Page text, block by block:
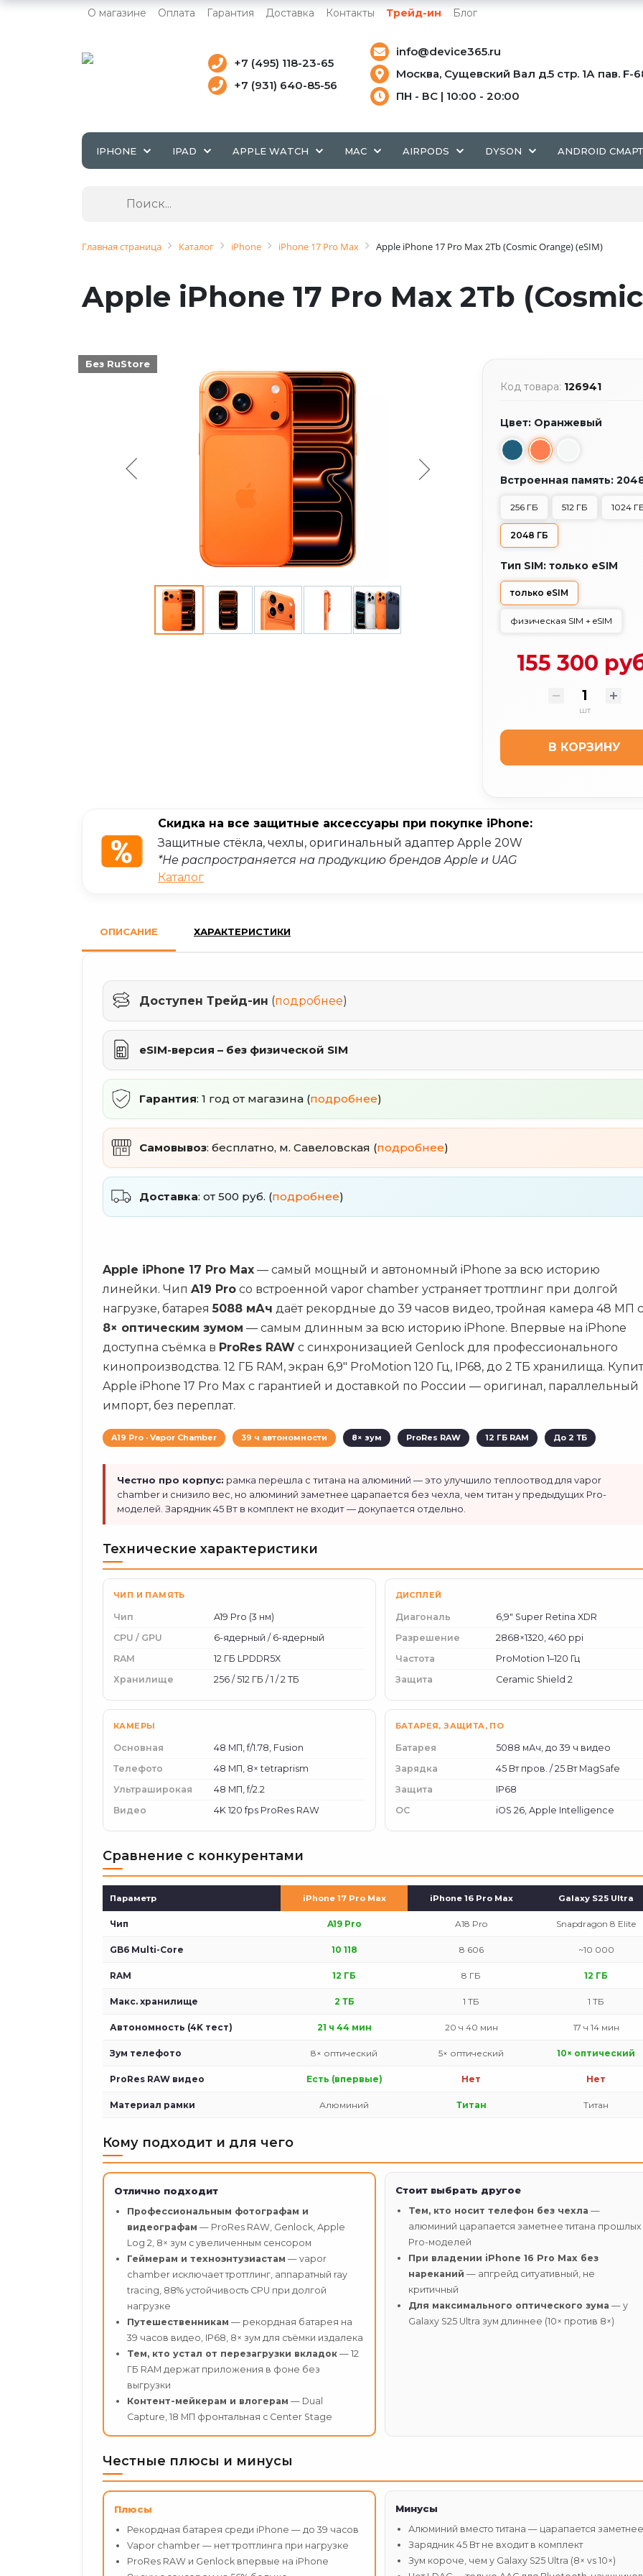
О магазине Оплата Гарантия Доставка Контакты Трейд-ин Блог
+7 (495) 118-23-65
+7 (931) 640-85-56
info@device365.ru
Москва, Сущевский Вал д.5 стр. 1А пав. F-
ПН - ВС | 10:00 - 20:00
IPHONE IPAD APPLE WATCH MAC AIRPODS DYSON ANDROID
Главная страница Каталог iPhone iPhone 17 Pro Max Apple iPhone 17 Pro Max 2Tb (Cosmic Orange) (eSIM)
Apple iPhone 17 Pro Max 2Tb
Без RuStore
Код товара: 126941
Цвет: Оранжевый
Встроенная память:
256 ГБ 512 ГБ 1024
2048 ГБ
Тип SIM: только eSIM
только eSIM
физическая SIM + eSIM
155 300
шт
В КОРЗИНУ
Скидка на все защитные аксессуары при покупке iPhone:
Защитные стёкла, чехлы, оригинальный адаптер Apple 20W
*Не распространяется на продукцию брендов Apple и UAG
Каталог
ОПИСАНИЕ ХАРАКТЕРИСТИКИ
Доступен Трейд-ин (подробнее)
eSIM-версия – без физической SIM
Гарантия: 1 год от магазина (подробнее)
Самовывоз: бесплатно, м. Савеловская (подробнее)
Доставка: от 500 руб. (подробнее)
Apple iPhone 17 Pro Max — самый мощный и автономный iPhone за всю историю
линейки. Чип A19 Pro со встроенной vapor chamber устраняет троттлинг при долгой
нагрузке, батарея5088 мАч даёт рекордные до 39 часов видео, тройная камера 48 МП с
8× оптическим зумом — самым длинным за всю историю iPhone. Впервые на iPhone
доступна съёмка в ProRes RAW с синхронизацией Genlock для профессионального
кинопроизводства. 12 ГБ RAM, экран 6,9" ProMotion 120 Гц, IP68, до 2 ТБ хранилища.
Apple iPhone 17 Pro Max с гарантией и доставкой по России — оригинал, параллельный
импорт, без переплат.
A19 Pro · Vapor Chamber 39 ч автономности 8× зум ProRes RAW 12 ГБ RAM До 2 ТБ
Честно про корпус: рамка перешла с титана на алюминий — это улучшило теплоотвод для vapor
chamber и снизило вес, но алюминий заметнее царапается без чехла, чем титан у предыдущих Pro-
моделей. Зарядник 45 Вт в комплект не входит — докупается отдельно.
Технические характеристики
ЧИП И ПАМЯТЬ
Чип
A19 Pro (3 нм)
CPU / GPU
6-ядерный / 6-ядерный
RAM
12 ГБ LPDDR5X
Хранилище
256 / 512 ГБ / 1 / 2 ТБ
ДИСПЛЕЙ
Диагональ
6,9" Super Retina XDR
Разрешение
2868×1320, 460 ppi
Частота
ProMotion 1–120 Гц
Защита
Ceramic Shield 2
КАМЕРЫ
Основная
48 МП, f/1.78, Fusion
Телефото
48 МП, 8× tetraprism
Ультраширокая
48 МП, f/2.2
Видео
4K 120 fps ProRes RAW
БАТАРЕЯ, ЗАЩИТА, ПО
Батарея
5088 мАч, до 39 ч видео
Зарядка
45 Вт пров. / 25 Вт MagSafe
Защита
IP68
ОС
iOS 26, Apple Intelligence
Сравнение с конкурентами
Параметр iPhone 17 Pro Max iPhone 16 Pro Max Galaxy S25 Ultra
Чип A19 Pro A18 Pro Snapdragon 8 Elite
GB6 Multi-Core 10 118 8 606 ~10 000
RAM 12 ГБ 8 ГБ 12 ГБ
Макс. хранилище 2 ТБ 1 ТБ 1 ТБ
Автономность (4K тест) 21 ч 44 мин 20 ч 40 мин 17 ч 14 мин
Зум телефото 8× оптический 5× оптический 10× оптический
ProRes RAW видео Есть (впервые) Нет Нет
Материал рамки Алюминий Титан Титан
Кому подходит и для чего
Отлично подходит
Профессиональным фотографам и
видеографам — ProRes RAW, Genlock, Apple
Log 2, 8× зум с увеличенным сенсором
Геймерам и техноэнтузиастам — vapor
chamber исключает троттлинг, аппаратный ray
tracing, 88% устойчивость CPU при долгой
нагрузке
Путешественникам — рекордная батарея на
39 часов видео, IP68, 8× зум для съёмки издалека
Тем, кто устал от перезагрузки вкладок — 12
ГБ RAM держат приложения в фоне без
выгрузки
Контент-мейкерам и влогерам — Dual
Capture, 18 МП фронтальная с Center Stage
Стоит выбрать другое
Тем, кто носит телефон без чехла —
алюминий царапается заметнее титана прошлых
Pro-моделей
При владении iPhone 16 Pro Max без
нареканий — апгрейд ситуативный, не
критичный
Для максимального оптического зума — у
Galaxy S25 Ultra зум длиннее (10× против 8×)
Честные плюсы и минусы
Плюсы
Рекордная батарея среди iPhone — до 39 часов
Vapor chamber — нет троттлинга при нагрузке
ProRes RAW и Genlock впервые на iPhone
Минусы
Алюминий вместо титана — царапается заметнее
Зарядник 45 Вт не входит в комплект
Зум короче, чем у Galaxy S25 Ultra (8× vs 10×)